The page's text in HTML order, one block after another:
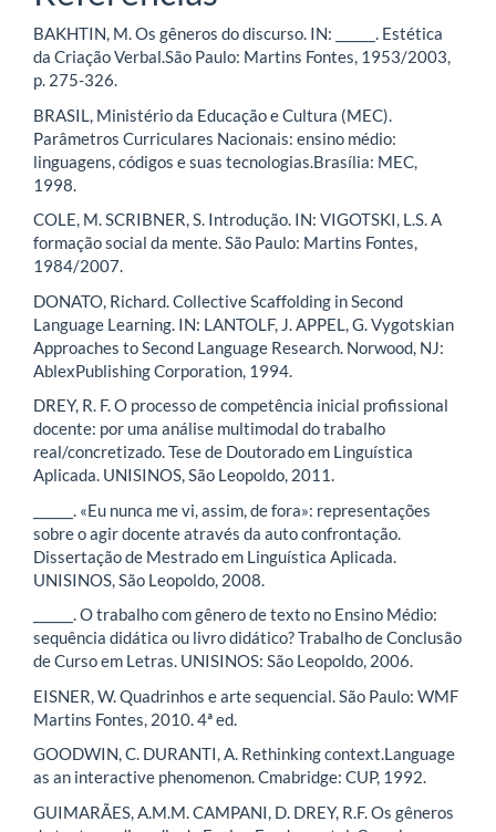
BAKHTIN, M. Os gêneros do discurso. IN: ______. Estética
da Criação Verbal.São Paulo: Martins Fontes, 1953/2003,
p. 275-326.
BRASIL, Ministério da Educação e Cultura (MEC).
Parâmetros Curriculares Nacionais: ensino médio:
linguagens, códigos e suas tecnologias.Brasília: MEC,
1998.
COLE, M. SCRIBNER, S. Introdução. IN: VIGOTSKI, L.S. A
formação social da mente. São Paulo: Martins Fontes,
1984/2007.
DONATO, Richard. Collective Scaffolding in Second
Language Learning. IN: LANTOLF, J. APPEL, G. Vygotskian
Approaches to Second Language Research. Norwood, NJ:
AblexPublishing Corporation, 1994.
DREY, R. F. O processo de competência inicial profissional
docente: por uma análise multimodal do trabalho
real/concretizado. Tese de Doutorado em Linguística
Aplicada. UNISINOS, São Leopoldo, 2011.
______. «Eu nunca me vi, assim, de fora»: representações
sobre o agir docente através da auto confrontação.
Dissertação de Mestrado em Linguística Aplicada.
UNISINOS, São Leopoldo, 2008.
______. O trabalho com gênero de texto no Ensino Médio:
sequência didática ou livro didático? Trabalho de Conclusão
de Curso em Letras. UNISINOS: São Leopoldo, 2006.
EISNER, W. Quadrinhos e arte sequencial. São Paulo: WMF
Martins Fontes, 2010. 4ª ed.
GOODWIN, C. DURANTI, A. Rethinking context.Language
as an interactive phenomenon. Cmabridge: CUP, 1992.
GUIMARÃES, A.M.M. CAMPANI, D. DREY, R.F. Os gêneros